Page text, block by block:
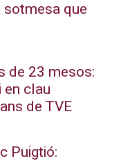
sotmesa que
de 23 mesos:
en clau
de TVE
Puigtió: